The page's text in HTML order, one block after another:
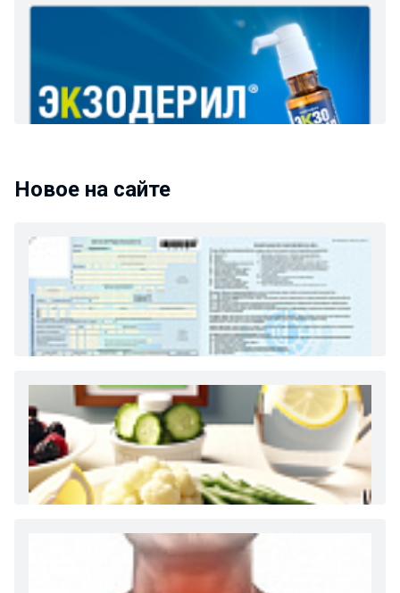
Новое на сайте
Как и сколько денег можно получить по